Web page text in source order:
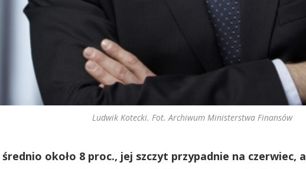
Ludwik Kotecki. Fot. Archiwum Ministerstwa Finansów
około 8 proc., jej szczyt przypadnie na czerwiec, a